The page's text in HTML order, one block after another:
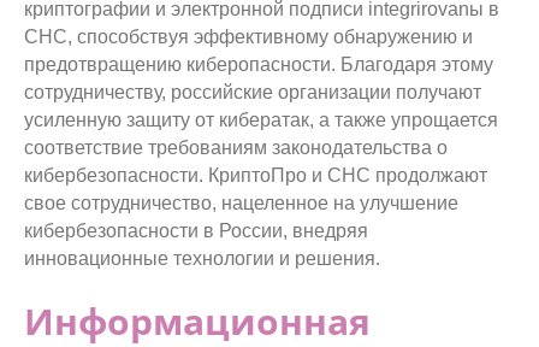
криптографии и электронной подписи integrirovanы в
СНС, способствуя эффективному обнаружению и
предотвращению киберопасности. Благодаря этому
сотрудничеству, российские организации получают
усиленную защиту от кибератак, а также упрощается
соответствие требованиям законодательства о
кибербезопасности. КриптоПро и СНС продолжают
свое сотрудничество, нацеленное на улучшение
кибербезопасности в России, внедряя
инновационные технологии и решения.
Информационная